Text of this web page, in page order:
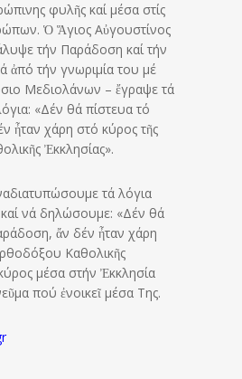
φυλῆς καί μέσα στίς
Ὁ Ἅγιος Αὐγουστίνος
τήν Παράδοση καί τήν
ἀπό τήν γνωριμία του μέ
Μεδιολάνων – ἔγραψε τά
«Δέν θά πίστευα τό
ἦταν χάρη στό κύρος τῆς
Ἐκκλησίας».
τά λόγια
νά δηλώσουμε: «Δέν θά
ἄν δέν ἦταν χάρη
Καθολικῆς
μέσα στήν Ἐκκλησία
πού ἐνοικεῖ μέσα Της.